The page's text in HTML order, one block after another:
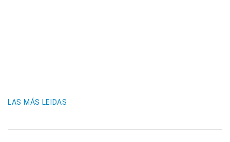
LAS MÁS LEIDAS